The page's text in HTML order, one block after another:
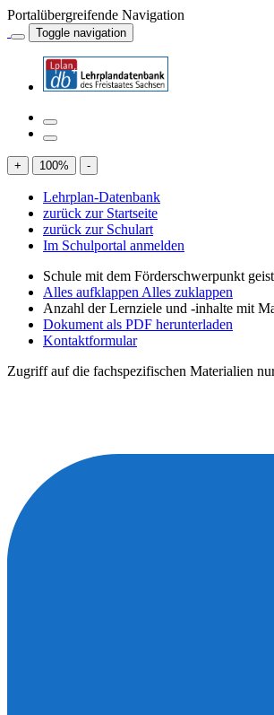
Portalübergreifende Navigation
Toggle navigation
+ 100% -
Lehrplan-Datenbank
zurück zur Startseite
zurück zur Schulart
Im Schulportal anmelden
Schule mit dem Förderschwerpunkt
Alles aufklappen Alles zuklappen
Anzahl der Lernziele und -inhalte mit
Dokument als PDF herunterladen
Kontaktformular
Zugriff auf die fachspezifischen Materialien